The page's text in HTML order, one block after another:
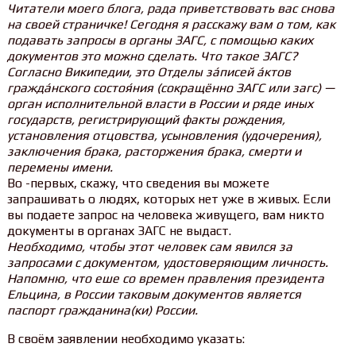
Читатели моего блога, рада приветствовать вас снова
на своей страничке! Сегодня я расскажу вам о том, как
подавать запросы в органы ЗАГС, с помощью каких
документов это можно сделать. Что такое ЗАГС?
Согласно Википедии, это Отделы за́писей а́ктов
гражда́нского состоя́ния (сокращённо ЗАГС или загс) —
орган исполнительной власти в России и ряде иных
государств, регистрирующий факты рождения,
установления отцовства, усыновления (удочерения),
заключения брака, расторжения брака, смерти и
перемены имени.
Во -первых, скажу, что сведения вы можете
запрашивать о людях, которых нет уже в живых. Если
вы подаете запрос на человека живущего, вам никто
документы в органах ЗАГС не выдаст.
Необходимо, чтобы этот человек сам явился за
запросами с документом, удостоверяющим личность.
Напомню, что еше со времен правления президента
Ельцина, в России таковым документов является
паспорт гражданина(ки) России.
В своём заявлении необходимо указать: